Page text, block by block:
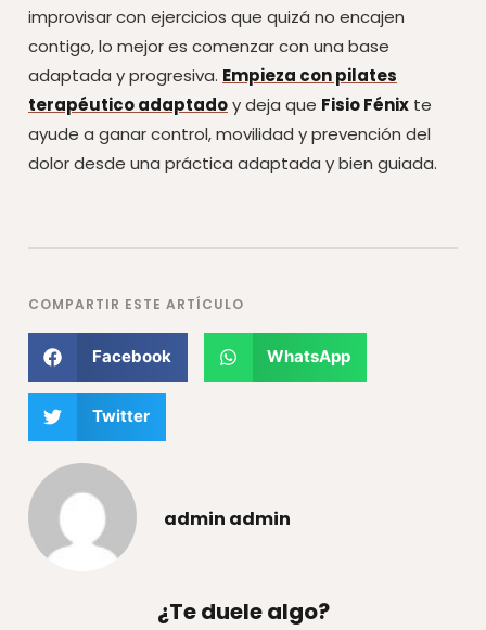
improvisar con ejercicios que quizá no encajen
contigo, lo mejor es comenzar con una base
adaptada y progresiva. Empieza con pilates
terapéutico adaptadoy deja que Fisio Fénix te
ayude a ganar control, movilidad y prevención del
dolor desde una práctica adaptada y bien guiada.
COMPARTIR ESTE ARTÍCULO
Facebook WhatsApp
Twitter
admin admin
¿Te duele algo?